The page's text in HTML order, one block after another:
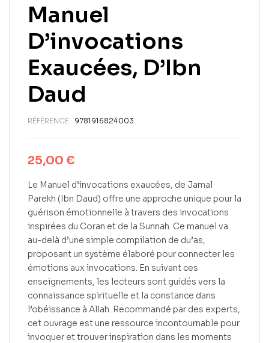
Manuel
D’invocations
Exaucées, D’Ibn
Daud
RÉFÉRENCE : 9781916824003
25,00 €
Le Manuel d’invocations exaucées, de Jamal
Parekh (Ibn Daud) offre une approche unique pour la
guérison émotionnelle à travers des invocations
inspirées du Coran et de la Sunnah. Ce manuel va
au-delà d’une simple compilation de du’as,
proposant un système élaboré pour connecter les
émotions aux invocations. En suivant ces
enseignements, les lecteurs sont guidés vers la
connaissance spirituelle et la constance dans
l’obéissance à Allah. Recommandé par des experts,
cet ouvrage est une ressource incontournable pour
invoquer et trouver inspiration dans les moments